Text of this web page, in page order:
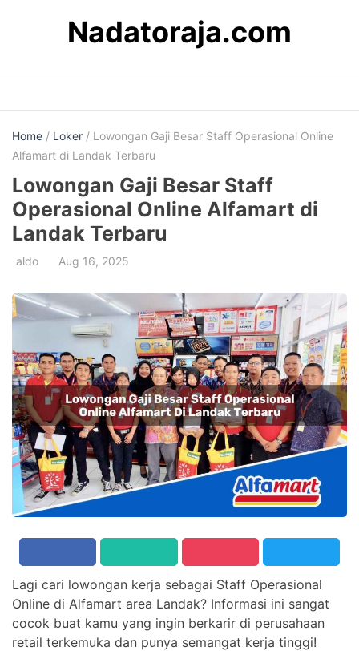
Nadatoraja.com
Home / Loker / Lowongan Gaji Besar Staff Operasional Online
Alfamart di Landak Terbaru
Lowongan Gaji Besar Staff
Operasional Online Alfamart di
Landak Terbaru
aldo Aug 16, 2025
Lagi cari lowongan kerja sebagai Staff Operasional
Online di Alfamart area Landak? Informasi ini sangat
cocok buat kamu yang ingin berkarir di perusahaan
retail terkemuka dan punya semangat kerja tinggi!